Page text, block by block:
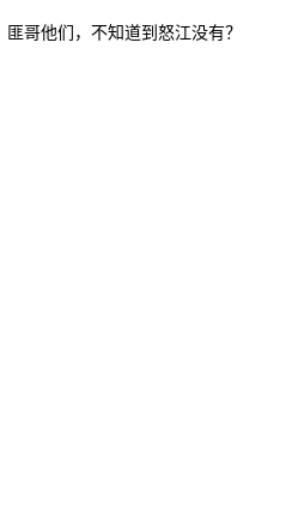
哥他们，不知道到怒江没有？